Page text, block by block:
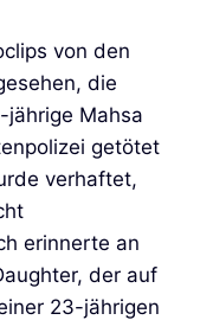
von den
die
Mahsa
getötet
verhaftet,
erinnerte an
der auf
23-jährigen